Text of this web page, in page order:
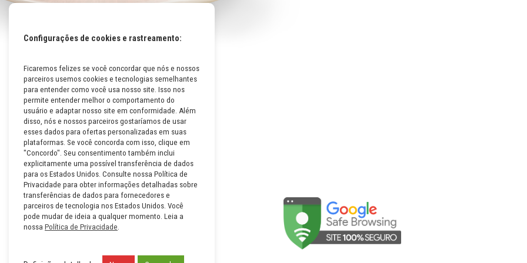
Mapa do Site
Políticas da Empresa
Perguntas Frequentes
Código de Conduta
Política de Privacidade na
Íntegra
Carreiras
Compliance
Fale Conosco
Configurações de cookies e rastreamento:
Ficaremos felizes se você concordar que nós e nossos
parceiros usemos cookies e tecnologias semelhantes
para entender como você usa nosso site. Isso nos
permite entender melhor o comportamento do
usuário e adaptar nosso site em conformidade. Além
disso, nós e nossos parceiros gostaríamos de usar
esses dados para ofertas personalizadas em suas
plataformas. Se você concorda com isso, clique em
"Concordo". Seu consentimento também inclui
explicitamente uma possível transferência de dados
para os Estados Unidos. Consulte nossa Política de
Privacidade para obter informações detalhadas sobre
transferências de dados para fornecedores e
parceiros de tecnologia nos Estados Unidos. Você
pode mudar de ideia a qualquer momento. Leia a
nossa Política de Privacidade.